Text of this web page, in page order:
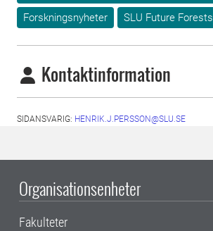
Forskningsnyheter
SLU Future Forests
Kontaktinformation
SIDANSVARIG: HENRIK.J.PERSSON@SLU.SE
Organisationsenheter
Fakulteter